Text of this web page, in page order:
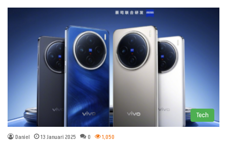
Tech
Daniel 13 Januari 2025 0 1,050